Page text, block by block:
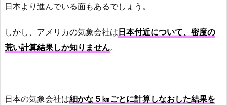
日本より進んでいる面もあるでしょう。
しかし、アメリカの気象会社は日本付近について、密度の
荒い計算結果しか知りません。
日本の気象会社は細かな５㎞ごとに計算しなおした結果を